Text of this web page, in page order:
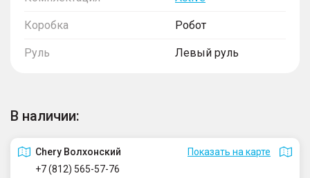
Коробка Робот
Руль Левый руль
В наличии:
Сhery Волхонский
Показать на карте
+7 (812) 565-57-76